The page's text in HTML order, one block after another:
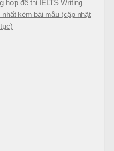
hợp đề thi IELTS Writing
nhất kèm bài mẫu (cập nhật